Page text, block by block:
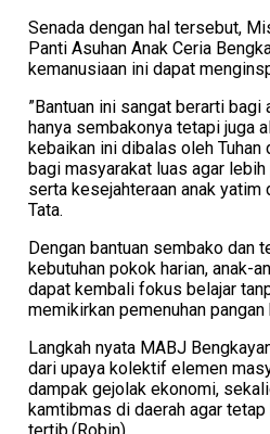
​Senada dengan hal tersebut,
Panti Asuhan Anak Ceria
kemanusiaan ini dapat
​”Bantuan ini sangat berarti bagi
hanya sembakonya tetapi juga
kebaikan ini dibalas oleh Tuhan
bagi masyarakat luas agar
serta kesejahteraan anak yatim
Tata.
​Dengan bantuan sembako dan
kebutuhan pokok harian, anak-
dapat kembali fokus belajar
memikirkan pemenuhan pangan
​Langkah nyata MABJ
dari upaya kolektif elemen
dampak gejolak ekonomi,
kamtibmas di daerah agar